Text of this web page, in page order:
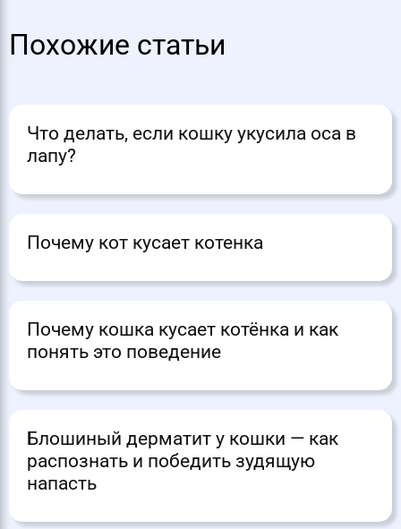
Похожие статьи
Что делать, если кошку укусила оса в
лапу?
Почему кот кусает котенка
Почему кошка кусает котёнка и как
понять это поведение
Блошиный дерматит у кошки — как
распознать и победить зудящую
напасть